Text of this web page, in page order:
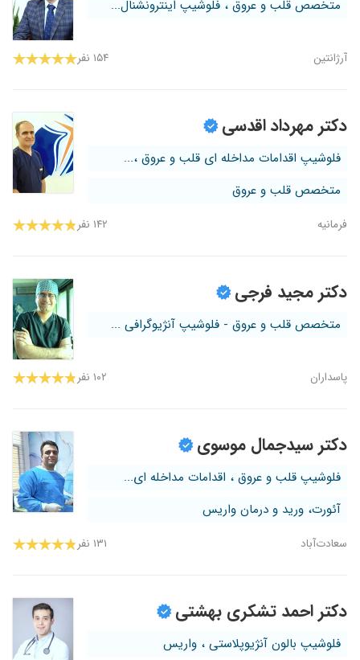
متخصص قلب و عروق ، فلوشیپ اینترونشنال...
آرژانتین ۱۵۴ نفر
دکتر مهرداد اقدسی
فلوشیپ اقدامات مداخله ای قلب و عروق ،...
متخصص قلب و عروق
فرمانیه ۱۴۲ نفر
دکتر مجید فرجی
متخصص قلب و عروق - فلوشیپ آنژیوگرافی ...
پاسداران ۱۰۲ نفر
دکتر سیدجمال موسوی
فلوشیپ قلب و عروق ، اقدامات مداخله ای...
آئورت، ورید و درمان واریس
سعادت‌آباد ۱۳۱ نفر
دکتر احمد تشکری بهشتی
فلوشیپ بالون آنژیوپلاستی ، واریس